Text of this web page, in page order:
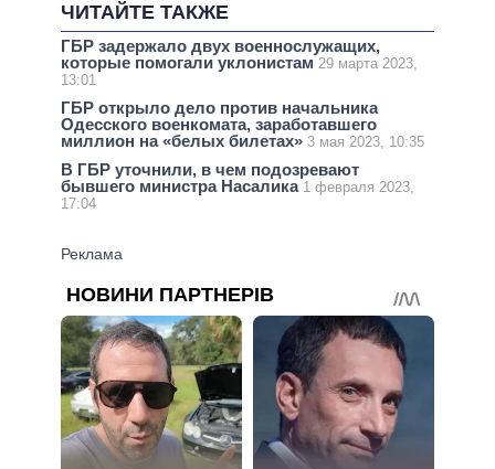
ЧИТАЙТЕ ТАКЖЕ
ГБР задержало двух военнослужащих,
которые помогали уклонистам 29 марта 2023,
13:01
ГБР открыло дело против начальника
Одесского военкомата, заработавшего
миллион на «белых билетах» 3 мая 2023, 10:35
В ГБР уточнили, в чем подозревают
бывшего министра Насалика 1 февраля 2023,
17:04